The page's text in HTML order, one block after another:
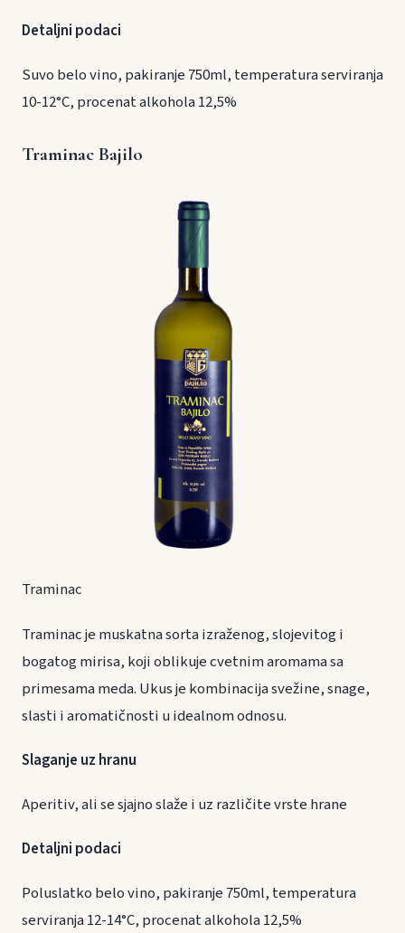
Detaljni podaci
Suvo belo vino, pakiranje 750ml, temperatura serviranja
10-12°C, procenat alkohola 12,5%
Traminac Bajilo
Traminac
Traminac je muskatna sorta izraženog, slojevitog i
bogatog mirisa, koji oblikuje cvetnim aromama sa
primesama meda. Ukus je kombinacija svežine, snage,
slasti i aromatičnosti u idealnom odnosu.
Slaganje uz hranu
Aperitiv, ali se sjajno slaže i uz različite vrste hrane
Detaljni podaci
Poluslatko belo vino, pakiranje 750ml, temperatura
serviranja 12-14°C, procenat alkohola 12,5%